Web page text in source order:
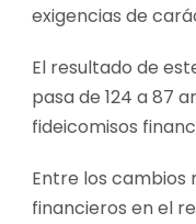
exigencias de
El resultado de
pasa de 124 a 87
fideicomisos
Entre los cambios
financieros en el